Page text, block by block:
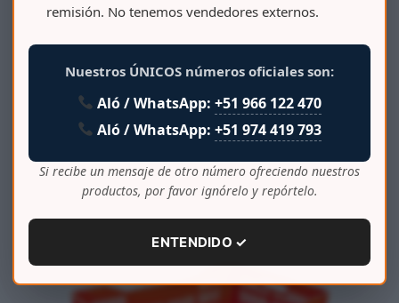
CAJA COSECHERA MOD. BETA SEMI-CALADA
remisión. No tenemos vendedores externos.
Nuestros ÚNICOS números oficiales son:
Aló / WhatsApp:+51 966 122 470
Aló / WhatsApp:+51 974 419 793
Si recibe un mensaje de otro número ofreciendo nuestros
productos, por favor ignórelo y repórtelo.
ENTENDIDO ✓